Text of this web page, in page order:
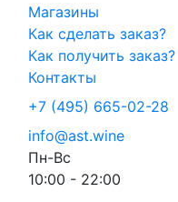
Магазины
Как сделать заказ?
Как получить заказ?
Контакты
+7 (495) 665-02-28
info@ast.wine
Пн-Вс
10:00 - 22:00